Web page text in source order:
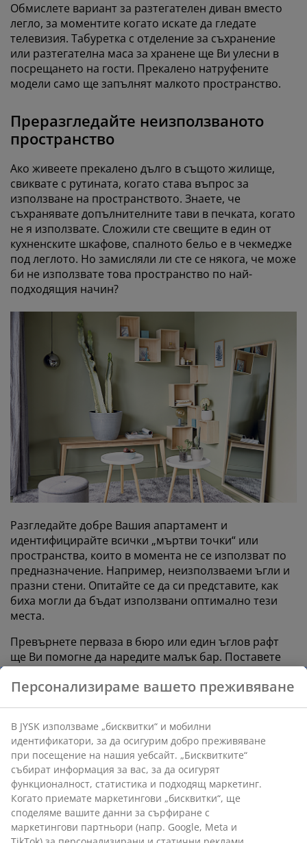
Обмислете вариант за разтегателен диван вместо
легло, за моментите когато искате да гледате
телевизия. Табуретка с отделение за съхранение
или разтегателна маса за хранене ще Ви улесни в
посрещането на гости. Прекалено натруфените
модели само ще запълнят малкото пространство.
Преразгледайте неизползваното
пространство
Ако живеете прекалено дълго в същото жилище,
свиквате с рутината, когато става въпрос за
използване на пространството. Знаете, че
съхранявате допълнителните тави в печката, когато
не я използвате. Сложили сте свещите в един от
кухненските шкафове, спалното бельо е в чекмедже
под леглото. Но замисляли ли сте се някога, че може
би не използвате това пространство по най-
подходящия начин?
Разгледайте добре Вашия апартамент и
идентифицирайте всички „мъртви точки“ или
пространства, които в момента не се използват по
предназначение. Например, неизползваеми ъгли и
празни стени. Опитайте се да си представите, как
биха могли да бъдат използвани оптимално тези
места.
Превърнете перваза в бюро или един ъглов рафт
ще Ви помогне да наредите малък бар. Поставете
съхранявате неизползваните чинии.
Съхранявайте вертикално
Когато планирате най-добрия начин да използвате
мястото за съхранение, е важно да мислите, както
по хоризонтала, така и по вертикала. Високите и
тесни решения за съхранение са прекрасен избор,
когато искате да извлечете максимума от липсата
на пространство.
Персонализираме вашето преживяване
В JYSK използваме „бисквитки“ и мобилни
идентификатори, за да осигурим добро преживяване
при посещение на нашия уебсайт. „Бисквитките“
събират информация за вас, за да осигурят
функционалност, статистика и подходящ маркетинг.
Когато приемате маркетингови „бисквитки“, ще
споделяме вашите данни за сърфиране с
маркетингови партньори (напр. Google, Meta и